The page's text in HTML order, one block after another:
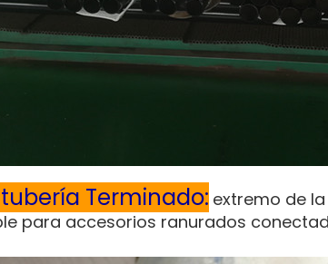
Terminado: extremo de
para accesorios ranurados